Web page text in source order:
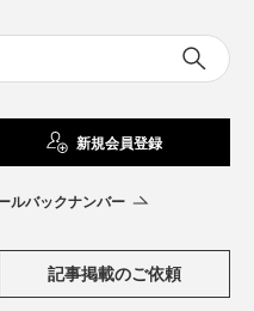
新規会員登録
ルバックナンバー
記事掲載のご依頼